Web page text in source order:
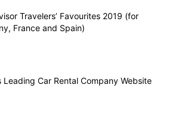
Travelers’ Favourites 2019 (for
France and Spain)
Leading Car Rental Company Website